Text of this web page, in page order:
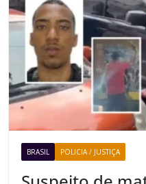
BRASIL POLICIA / JUSTIÇA